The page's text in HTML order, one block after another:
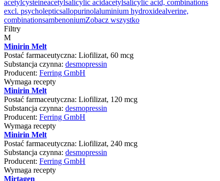
acetylcysteineacetylsalicylic acidacetylsalicylic acid, combinations
excl. psycholepticsallopurinolaluminium hydroxidealverine,
combinationsambenoniumZobacz wszystko
Filtry
M
Minirin Melt
Postać farmaceutyczna: Liofilizat, 60 mcg
Substancja czynna: desmopressin
Producent: Ferring GmbH
Wymaga recepty
Minirin Melt
Postać farmaceutyczna: Liofilizat, 120 mcg
Substancja czynna: desmopressin
Producent: Ferring GmbH
Wymaga recepty
Minirin Melt
Postać farmaceutyczna: Liofilizat, 240 mcg
Substancja czynna: desmopressin
Producent: Ferring GmbH
Wymaga recepty
Mirtagen